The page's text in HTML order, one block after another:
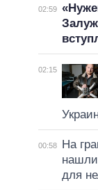
02:59
02:15
00:58
На
для